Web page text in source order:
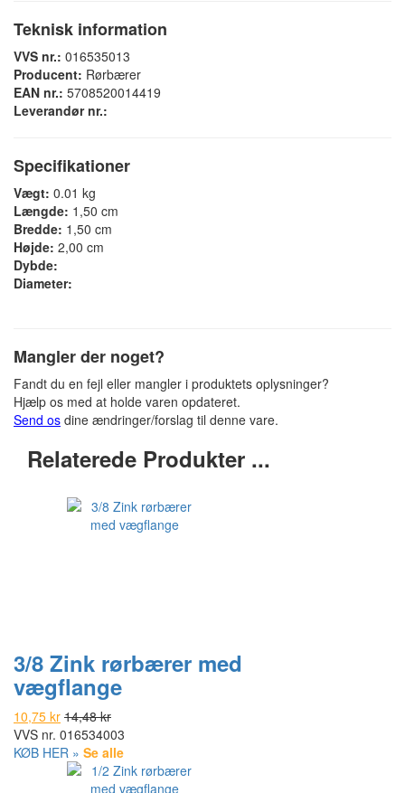
Teknisk information
VVS nr.: 016535013
Producent: Rørbærer
EAN nr.: 5708520014419
Leverandør nr.:
Specifikationer
Vægt: 0.01 kg
Længde: 1,50 cm
Bredde: 1,50 cm
Højde: 2,00 cm
Dybde:
Diameter:
Mangler der noget?
Fandt du en fejl eller mangler i produktets oplysninger?
Hjælp os med at holde varen opdateret.
Send os dine ændringer/forslag til denne vare.
Relaterede Produkter ...
3/8 Zink rørbærer med
vægflange
10,75 kr 14,48 kr
VVS nr. 016534003
KØB HER » Se alle